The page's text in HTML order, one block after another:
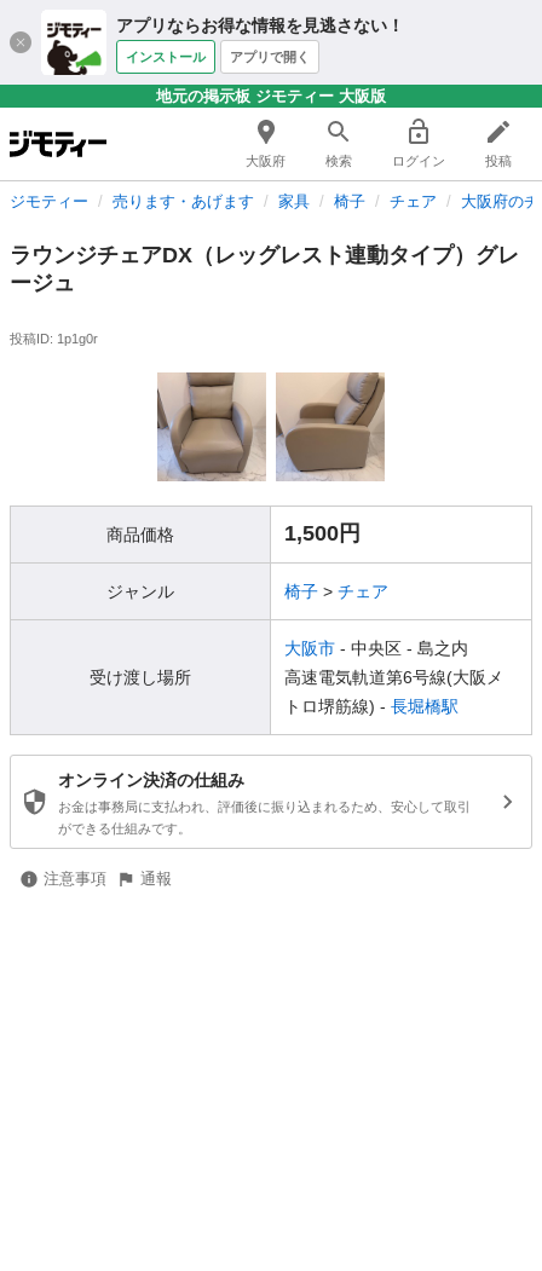
アプリならお得な情報を見逃さない！
インストール アプリで開く
地元の掲示板 ジモティー 大阪版
大阪府 検索 ログイン 投稿
ジモティー 売ります・あげます 家具 椅子 チェア 大阪府の
ラウンジチェアDX（レッグレスト連動タイプ）グレ
ージュ
投稿ID: 1p1g0r
商品価格 1,500円
ジャンル 椅子 > チェア
受け渡し場所
大阪市 - 中央区 - 島之内
高速電気軌道第6号線(大阪メ
トロ堺筋線) - 長堀橋駅
オンライン決済の仕組み
お金は事務局に支払われ、評価後に振り込まれるため、安心して取引
ができる仕組みです。
注意事項 通報